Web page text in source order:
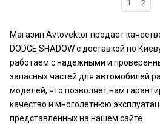
1 2
Магазин Avtovektor продает
DODGE SHADOW с доставкой по
работаем с надежными и
запасных частей для автомобилей
моделей, что позволяет нам
качество и многолетнюю
представленных на нашем сайте.